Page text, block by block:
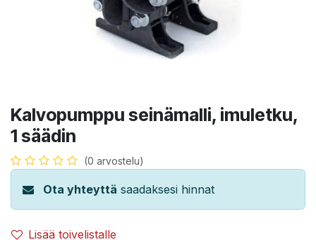
Kalvopumppu seinämalli, imuletku,
1 säädin
(0 arvostelu)
Ota yhteyttä saadaksesi hinnat
Lisää toivelistalle